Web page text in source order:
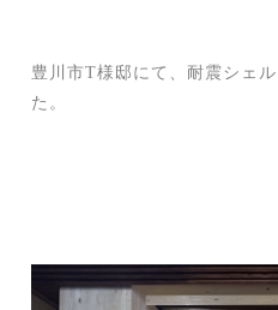
豊川市T様邸にて、耐震シェ
た。